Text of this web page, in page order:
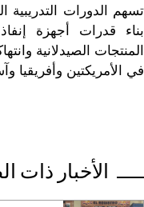
بناء قدرات أجهزة
المنتجات الصيدلانية
في الأمريكتين وأفريقيا
الأخبار ذات